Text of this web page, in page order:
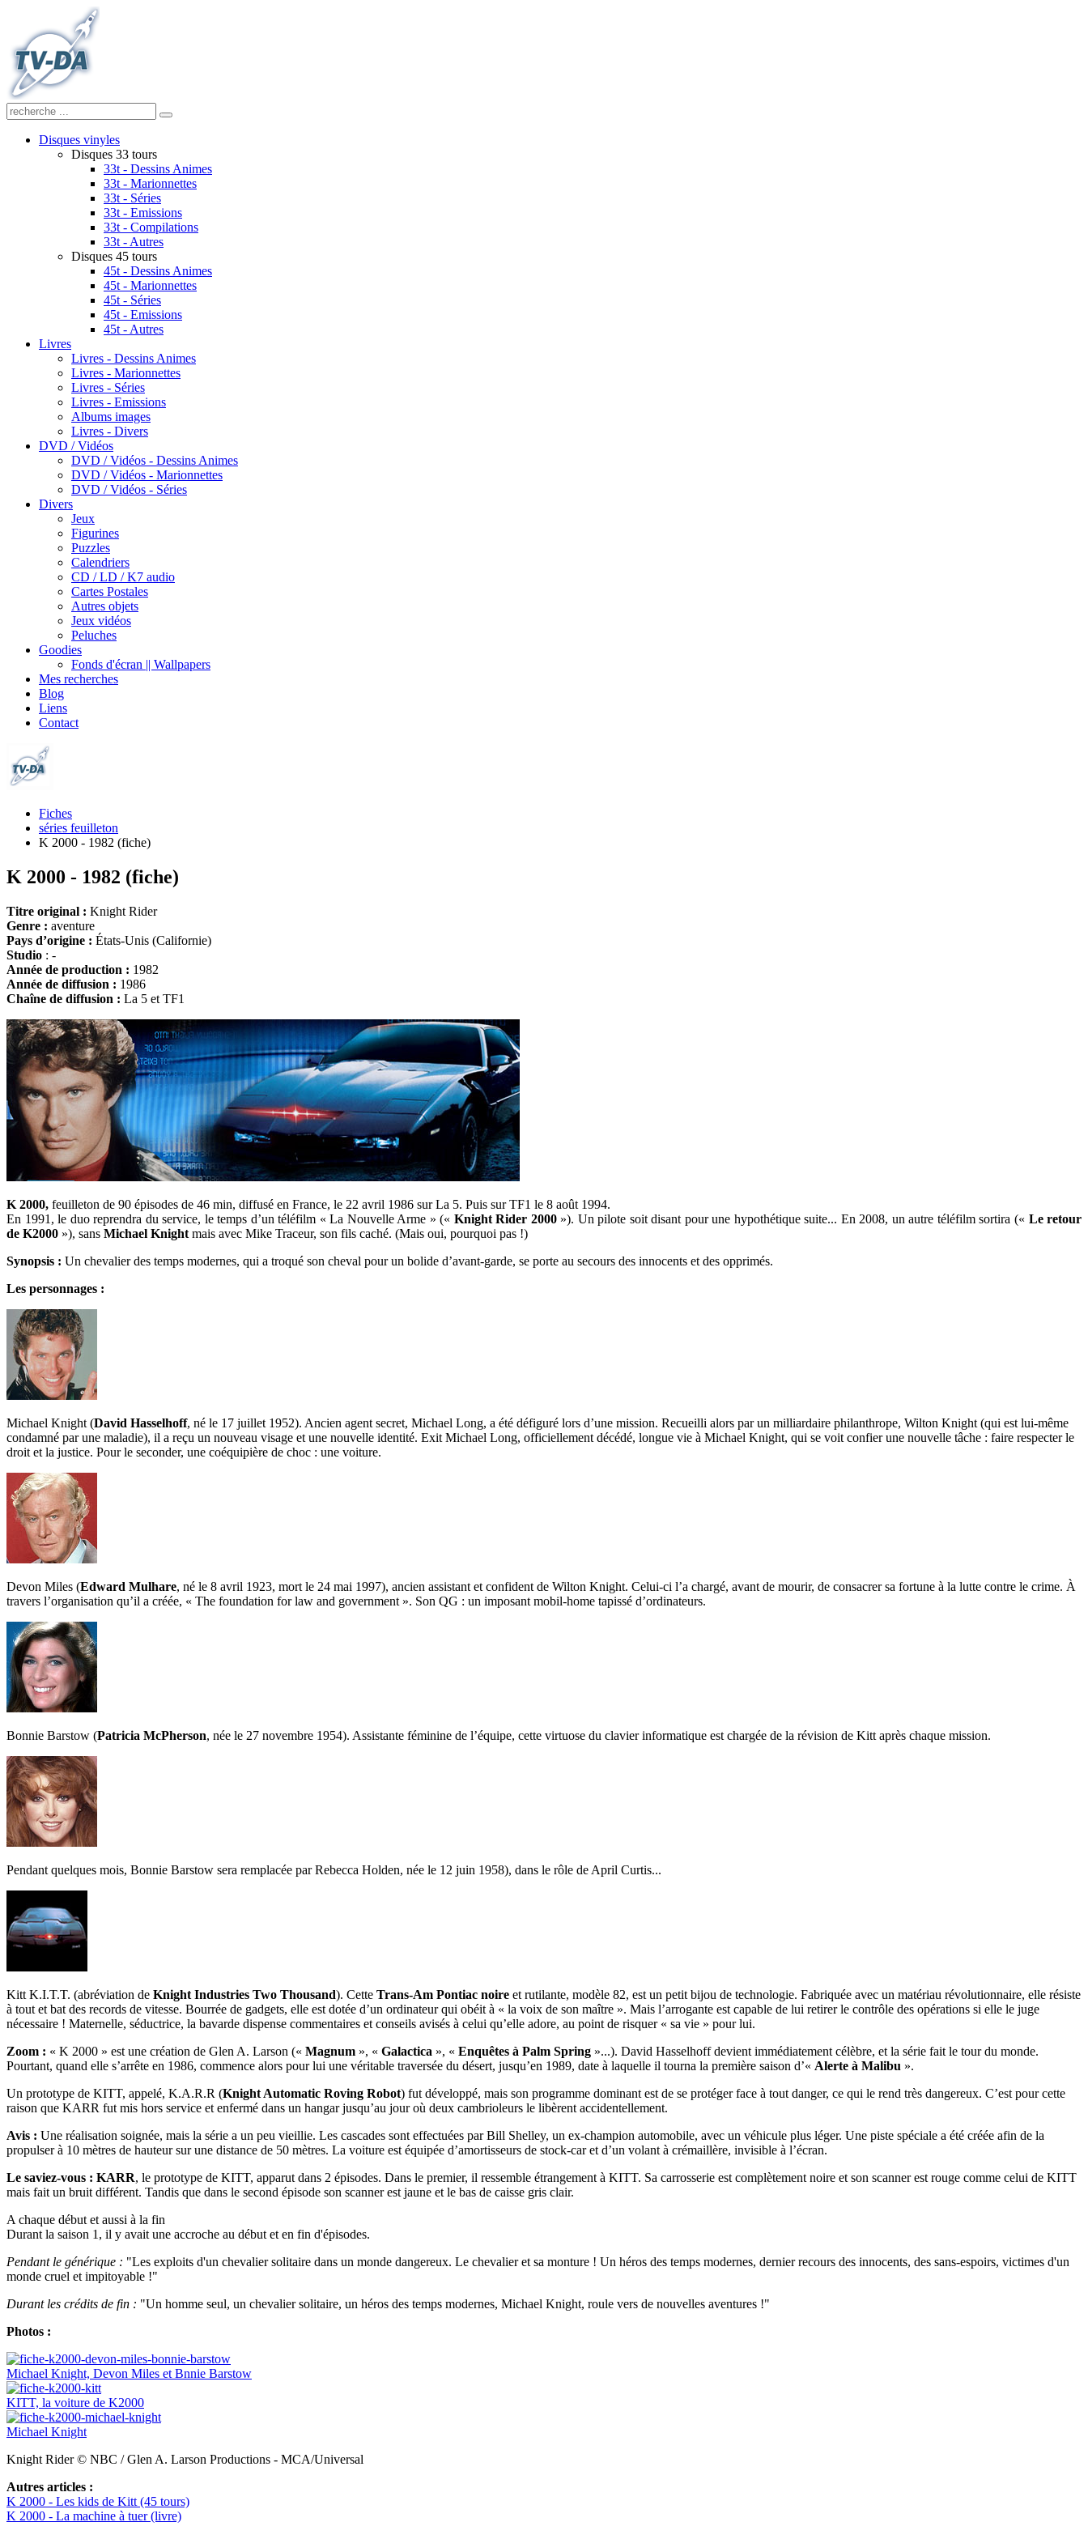
Disques vinyles
Disques 33 tours
33t - Dessins Animes
33t - Marionnettes
33t - Séries
33t - Emissions
33t - Compilations
33t - Autres
Disques 45 tours
45t - Dessins Animes
45t - Marionnettes
45t - Séries
45t - Emissions
45t - Autres
Livres
Livres - Dessins Animes
Livres - Marionnettes
Livres - Séries
Livres - Emissions
Albums images
Livres - Divers
DVD / Vidéos
DVD / Vidéos - Dessins Animes
DVD / Vidéos - Marionnettes
DVD / Vidéos - Séries
Divers
Jeux
Figurines
Puzzles
Calendriers
CD / LD / K7 audio
Cartes Postales
Autres objets
Jeux vidéos
Peluches
Goodies
Fonds d'écran || Wallpapers
Mes recherches
Blog
Liens
Contact
Fiches
séries feuilleton
K 2000 - 1982 (fiche)
K 2000 - 1982 (fiche)
Titre original : Knight Rider
Genre : aventure
Pays d’origine : États-Unis (Californie)
Studio : -
Année de production : 1982
Année de diffusion : 1986
Chaîne de diffusion : La 5 et TF1
K 2000, feuilleton de 90 épisodes de 46 min, diffusé en France, le 22 avril 1986 sur La 5. Puis sur TF1 le 8 août 1994.
En 1991, le duo reprendra du service, le temps d’un téléfilm « La Nouvelle Arme » (« Knight Rider 2000»). Un pilote soit disant pour une hypothétique suite... En 2008, un autre téléfilm sortira (« Le retour
de K2000 »), sans Michael Knight mais avec Mike Traceur, son fils caché. (Mais oui, pourquoi pas !)
Synopsis : Un chevalier des temps modernes, qui a troqué son cheval pour un bolide d’avant-garde, se porte au secours des innocents et des opprimés.
Les personnages :
Michael Knight (David Hasselhoff, né le 17 juillet 1952). Ancien agent secret, Michael Long, a été défiguré lors d’une mission. Recueilli alors par un milliardaire philanthrope, Wilton Knight (qui est lui-même
condamné par une maladie), il a reçu un nouveau visage et une nouvelle identité. Exit Michael Long, officiellement décédé, longue vie à Michael Knight, qui se voit confier une nouvelle tâche : faire respecter le
droit et la justice. Pour le seconder, une coéquipière de choc : une voiture.
Devon Miles (Edward Mulhare, né le 8 avril 1923, mort le 24 mai 1997), ancien assistant et confident de Wilton Knight. Celui-ci l’a chargé, avant de mourir, de consacrer sa fortune à la lutte contre le crime. À
travers l’organisation qu’il a créée, « The foundation for law and government ». Son QG : un imposant mobil-home tapissé d’ordinateurs.
Bonnie Barstow (Patricia McPherson, née le 27 novembre 1954). Assistante féminine de l’équipe, cette virtuose du clavier informatique est chargée de la révision de Kitt après chaque mission.
Pendant quelques mois, Bonnie Barstow sera remplacée par Rebecca Holden, née le 12 juin 1958), dans le rôle de April Curtis...
Kitt K.I.T.T. (abréviation de Knight Industries Two Thousand). Cette Trans-Am Pontiac noire et rutilante, modèle 82, est un petit bijou de technologie. Fabriquée avec un matériau révolutionnaire, elle résiste
à tout et bat des records de vitesse. Bourrée de gadgets, elle est dotée d’un ordinateur qui obéit à « la voix de son maître ». Mais l’arrogante est capable de lui retirer le contrôle des opérations si elle le juge
nécessaire ! Maternelle, séductrice, la bavarde dispense commentaires et conseils avisés à celui qu’elle adore, au point de risquer « sa vie » pour lui.
Zoom : « K 2000 » est une création de Glen A. Larson (« Magnum », « Galactica », « Enquêtes à Palm Spring »...). David Hasselhoff devient immédiatement célèbre, et la série fait le tour du monde.
Pourtant, quand elle s’arrête en 1986, commence alors pour lui une véritable traversée du désert, jusqu’en 1989, date à laquelle il tourna la première saison d’« Alerte à Malibu ».
Un prototype de KITT, appelé, K.A.R.R (Knight Automatic Roving Robot) fut développé, mais son programme dominant est de se protéger face à tout danger, ce qui le rend très dangereux. C’est pour cette
raison que KARR fut mis hors service et enfermé dans un hangar jusqu’au jour où deux cambrioleurs le libèrent accidentellement.
Avis : Une réalisation soignée, mais la série a un peu vieillie. Les cascades sont effectuées par Bill Shelley, un ex-champion automobile, avec un véhicule plus léger. Une piste spéciale a été créée afin de la
propulser à 10 mètres de hauteur sur une distance de 50 mètres. La voiture est équipée d’amortisseurs de stock-car et d’un volant à crémaillère, invisible à l’écran.
Le saviez-vous : KARR, le prototype de KITT, apparut dans 2 épisodes. Dans le premier, il ressemble étrangement à KITT. Sa carrosserie est complètement noire et son scanner est rouge comme celui de KITT
mais fait un bruit différent. Tandis que dans le second épisode son scanner est jaune et le bas de caisse gris clair.
A chaque début et aussi à la fin
Durant la saison 1, il y avait une accroche au début et en fin d'épisodes.
Pendant le générique : "Les exploits d'un chevalier solitaire dans un monde dangereux. Le chevalier et sa monture ! Un héros des temps modernes, dernier recours des innocents, des sans-espoirs, victimes d'un
monde cruel et impitoyable !"
Durant les crédits de fin : "Un homme seul, un chevalier solitaire, un héros des temps modernes, Michael Knight, roule vers de nouvelles aventures !"
Photos :
Michael Knight, Devon Miles et Bnnie Barstow
KITT, la voiture de K2000
Michael Knight
Knight Rider © NBC / Glen A. Larson Productions - MCA/Universal
Autres articles :
K 2000 - Les kids de Kitt (45 tours)
K 2000 - La machine à tuer (livre)